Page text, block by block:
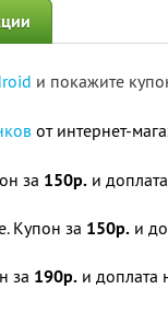
и покажите
от интернет-
за 150р. и
Купон за 150р. и
за 190р. и доплата